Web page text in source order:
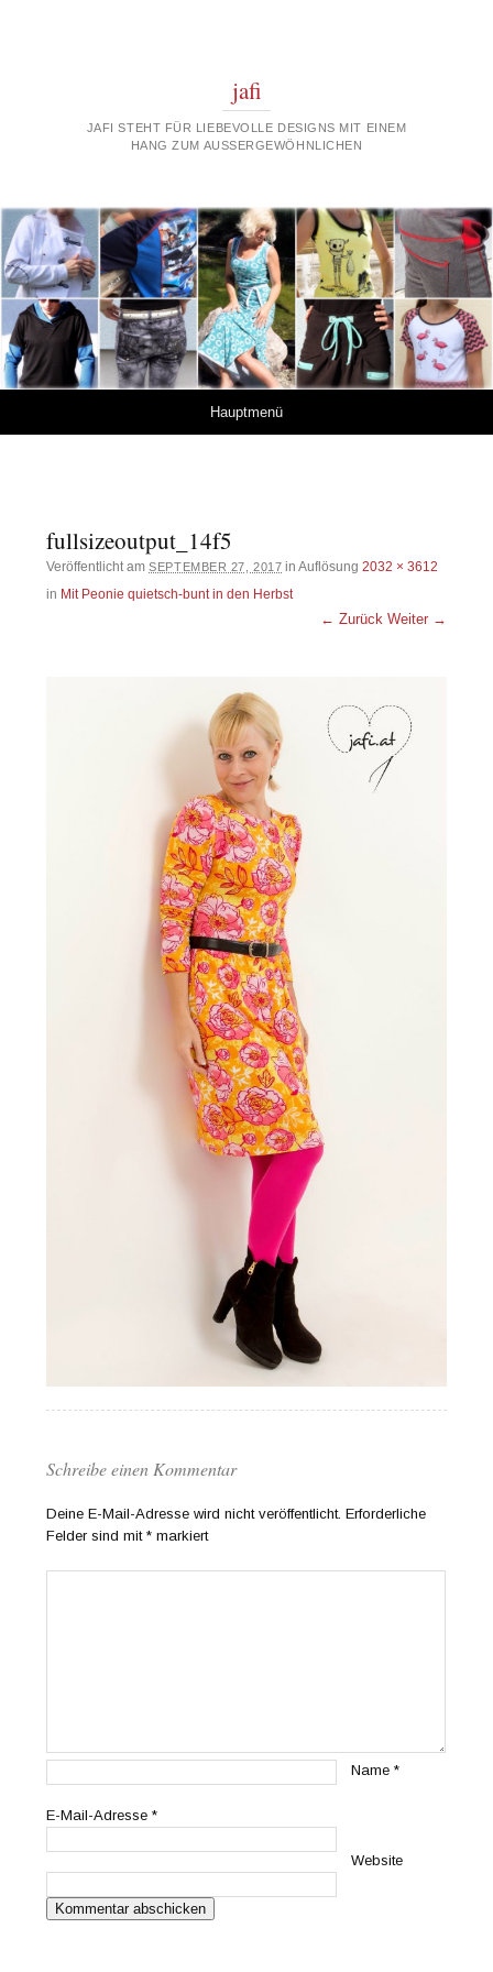
jafi
JAFI STEHT FÜR LIEBEVOLLE DESIGNS MIT EINEM
HANG ZUM AUSSERGEWÖHNLICHEN
Hauptmenü
fullsizeoutput_14f5
Veröffentlicht amSEPTEMBER 27, 2017 in Auflösung2032 × 3612
in Mit Peonie quietsch-bunt in den Herbst
← Zurück Weiter →
Schreibe einen Kommentar
Deine E-Mail-Adresse wird nicht veröffentlicht. Erforderliche
Felder sind mit* markiert
Name*
E-Mail-Adresse*
Website